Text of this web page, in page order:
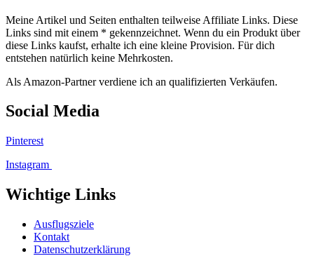
Meine Artikel und Seiten enthalten teilweise Affiliate Links. Diese
Links sind mit einem * gekennzeichnet. Wenn du ein Produkt über
diese Links kaufst, erhalte ich eine kleine Provision. Für dich
entstehen natürlich keine Mehrkosten.
Als Amazon-Partner verdiene ich an qualifizierten Verkäufen.
Social Media
Pinterest
Instagram
Wichtige Links
Ausflugsziele
Kontakt
Datenschutzerklärung